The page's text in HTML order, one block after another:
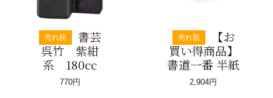
売れ筋
書芸
呉竹 紫紺
系 180cc
770円
売れ筋
【お
買い得商品】
書道一番 半紙
2,904円